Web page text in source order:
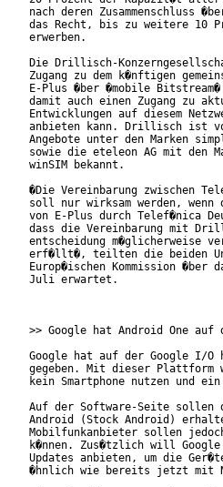
nach deren Zusammenschluss
das Recht, bis zu weitere 10
erwerben.
Die Drillisch-
Zugang zu dem k�nftigen
E-Plus �ber �mobile
damit auch einen Zugang zu
Entwicklungen auf diesem
anbieten kann. Drillisch ist
Angebote unter den Marken
sowie die eteleon AG mit den
winSIM bekannt.
�Die Vereinbarung zwischen
soll nur wirksam werden, wenn
von E-Plus durch Telef�nica
dass die Vereinbarung mit
entscheidung m�glicherweise
erf�llt�, teilten die beiden
Europ�ischen Kommission �ber
Juli erwartet.
>> Google hat Android One
Google hat auf der Google I/O
gegeben. Mit dieser Plattform
kein Smartphone nutzen und
Auf der Software-Seite sollen
Android (Stock Android)
Mobilfunkanbieter sollen
k�nnen. Zus�tzlich will Google
Updates anbieten, um die
�hnlich wie bereits jetzt mit